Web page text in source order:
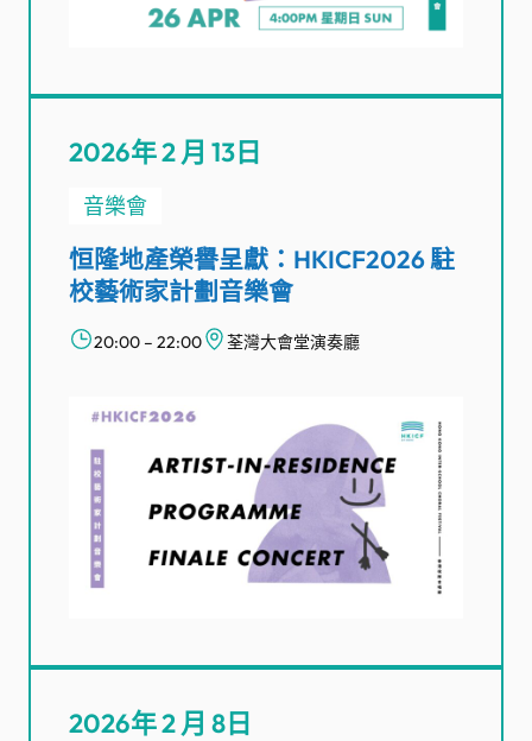
2026年 2 月 13日
音樂會
恒隆地產榮譽呈獻：HKICF2026 駐
校藝術家計劃音樂會
20:00 – 22:00 荃灣大會堂演奏廳
2026年 2 月 8日